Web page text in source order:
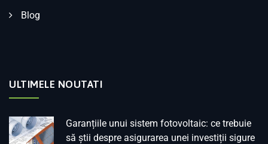
Blog
ULTIMELE NOUTATI
Garanțiile unui sistem fotovoltaic: ce trebuie
să știi despre asigurarea unei investiții sigure